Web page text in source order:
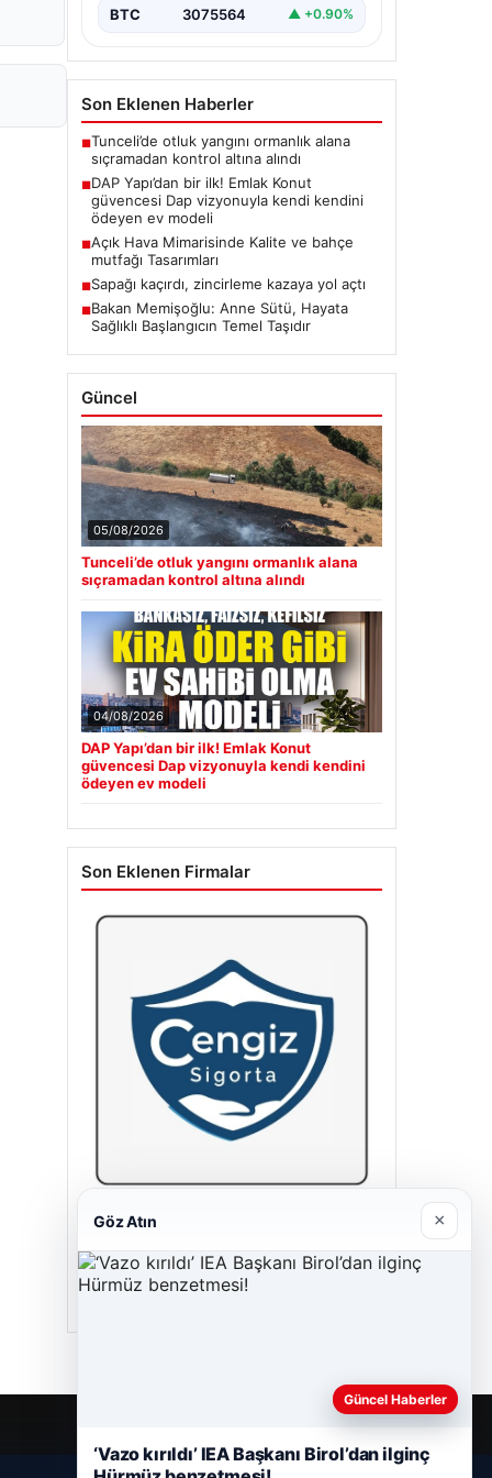
BTC 3075564 ▲ +0.90%
Son Eklenen Haberler
■Tunceli’de otluk yangını ormanlık alana
sıçramadan kontrol altına alındı
■DAP Yapı’dan bir ilk! Emlak Konut
güvencesi Dap vizyonuyla kendi kendini
ödeyen ev modeli
■Açık Hava Mimarisinde Kalite ve bahçe
mutfağı Tasarımları
■Sapağı kaçırdı, zincirleme kazaya yol açtı
■Bakan Memişoğlu: Anne Sütü, Hayata
Sağlıklı Başlangıcın Temel Taşıdır
Güncel
05/08/2026
Tunceli’de otluk yangını ormanlık alana
sıçramadan kontrol altına alındı
04/08/2026
DAP Yapı’dan bir ilk! Emlak Konut
güvencesi Dap vizyonuyla kendi kendini
ödeyen ev modeli
Son Eklenen Firmalar
Cengiz Sigorta
23/06/2026
Göz Atın ×
Güncel Haberler
‘Vazo kırıldı’ IEA Başkanı Birol’dan ilginç